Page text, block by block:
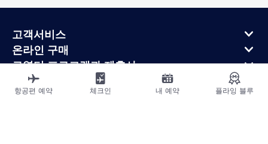
고객서비스
온라인 구매
로열티 프로그램과 제휴사
에어프랑스 정보
에어프랑스 모바일 앱
항공편 예약 체크인 내 예약 플라잉 블루